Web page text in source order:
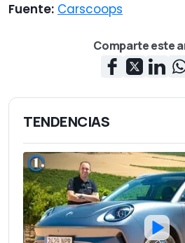
Fuente: Carscoops
Comparte este
TENDENCIAS